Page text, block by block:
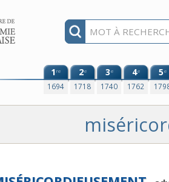
1re
1694
2e
1718
3e
1740
4e
1762
5e